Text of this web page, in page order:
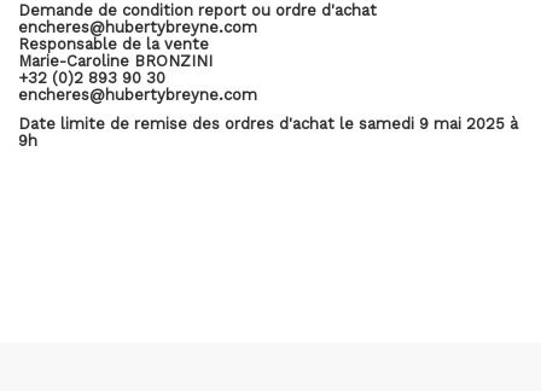
Demande de condition report ou ordre d'achat
encheres@hubertybreyne.com
Responsable de la vente
Marie-Caroline BRONZINI
+32 (0)2 893 90 30
encheres@hubertybreyne.com
Date limite de remise des ordres d'achat le samedi 9 mai 2025 à
9h